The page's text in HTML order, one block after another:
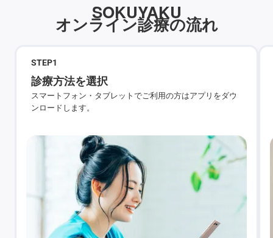
SOKUYAKU
オンライン診療の流れ
STEP1
診療方法を選択
スマートフォン・タブレットでご利用の方はアプリをダウ
ンロードします。